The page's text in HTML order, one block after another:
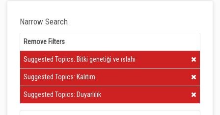
Narrow Search
Remove Filters
Clear Filter
Suggested Topics: Bitki genetiği ve ıslahı
Clear Filter
Suggested Topics: Kalıtım
Clear Filter
Suggested Topics: Duyarlılık